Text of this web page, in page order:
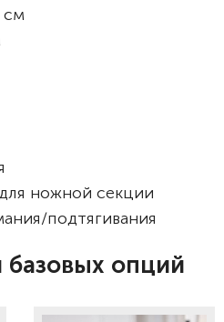
см
ножной секции
подтягивания
опций